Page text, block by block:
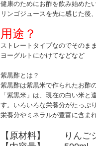
健康のためにお酢を飲み始めた
リンゴジュースを先に感じた後
用途？
ストレートタイプなのでそのま
ヨーグルトにかけてなどなど
紫黒酢とは？
紫黒酢は紫黒米で作られたお酢
「紫黒米」は、現在の白い米
す。いろいろな栄養分がたっぷ
栄養分やミネラルが豊富に含ま
【原材料】
りんご